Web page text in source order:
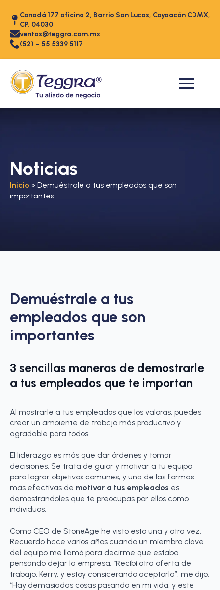
Canadá 177 oficina 2, Barrio San Lucas, Coyoacán CDMX,
CP. 04030
ventas@teggra.com.mx
(52) – 55 5339 5117
Noticias
Inicio » Demuéstrale a tus empleados que son
importantes
Demuéstrale a tus
empleados que son
importantes
3 sencillas maneras de demostrarle
a tus empleados que te importan
Al mostrarle a tus empleados que los valoras, puedes
crear un ambiente de trabajo más productivo y
agradable para todos.
El liderazgo es más que dar órdenes y tomar
decisiones. Se trata de guiar y motivar a tu equipo
para lograr objetivos comunes, y una de las formas
más efectivas de motivar a tus empleados es
demostrándoles que te preocupas por ellos como
individuos.
Como CEO de StoneAge he visto esto una y otra vez.
Recuerdo hace varios años cuando un miembro clave
del equipo me llamó para decirme que estaba
pensando dejar la empresa. “Recibí otra oferta de
trabajo, Kerry, y estoy considerando aceptarla”, me dijo.
“Hay demasiadas cosas pasando en mi vida, y este